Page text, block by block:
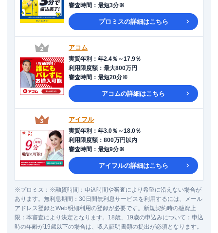
審査時間 ： 最短3分※
プロミスの詳細はこちら
アコム
実質年利 ： 年2.4％～17.9％
利用限度額 ： 最大800万円
審査時間 ： 最短20分※
アコムの詳細はこちら
アイフル
実質年利 ： 年3.0％～18.0％
利用限度額 ： 800万円以内
審査時間 ： 最短9分※
アイフルの詳細はこちら
※プロミス ： ※融資時間：申込時間や審査により希望に沿えない場合が
あります。無利息期間：30日間無利息サービスを利用するには、メール
アドレス登録とWeb明細利用の登録が必要です。新規契約時の融資上
限：本審査により決定となります。18歳、19歳の申込みについて：申込
時の年齢が19歳以下の場合は、収入証明書類の提出が必須となります。